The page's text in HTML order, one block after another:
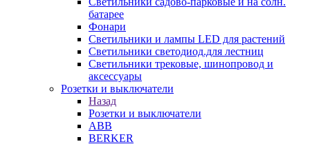
батарее
Фонари
Светильники и лампы LED для растений
Светильники светодиод.для лестниц
Светильники трековые, шинопровод и
аксессуары
Розетки и выключатели
Назад
Розетки и выключатели
ABB
BERKER